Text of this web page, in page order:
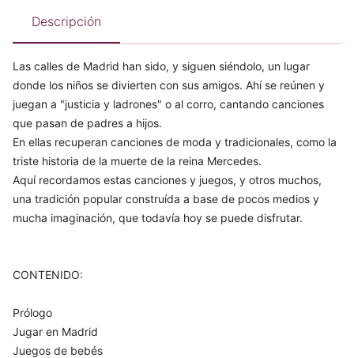
Descripción
Las calles de Madrid han sido, y siguen siéndolo, un lugar
donde los niños se divierten con sus amigos. Ahí se reúnen y
juegan a "justicia y ladrones" o al corro, cantando canciones
que pasan de padres a hijos.
En ellas recuperan canciones de moda y tradicionales, como la
triste historia de la muerte de la reina Mercedes.
Aquí recordamos estas canciones y juegos, y otros muchos,
una tradición popular construída a base de pocos medios y
mucha imaginación, que todavía hoy se puede disfrutar.
CONTENIDO:
Prólogo
Jugar en Madrid
Juegos de bebés